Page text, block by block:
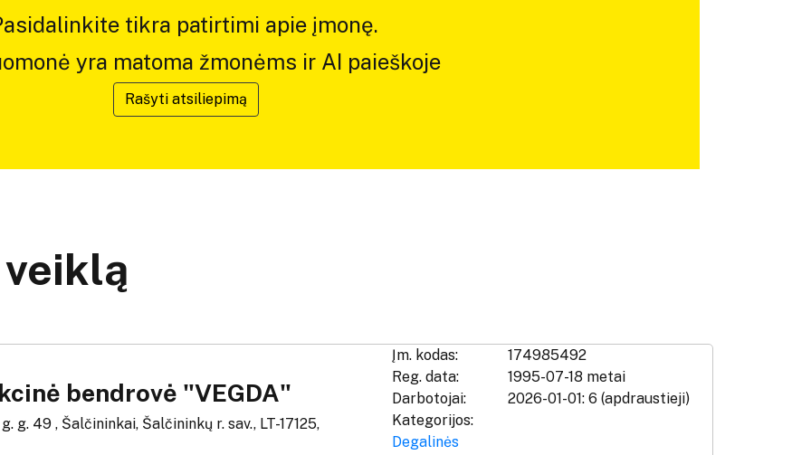
tikra patirtimi apie įmonę.
yra matoma žmonėms ir AI paieškoje
Rašyti atsiliepimą
bendrovė "VEGDA"
g. 49 , Šalčininkai, Šalčininkų r. sav., LT-17125,
Įm. kodas:
174985492
Reg. data:
1995-07-18 metai
Darbotojai:
2026-01-01: 6 (apdraustieji)
Kategorijos:
Degalinės